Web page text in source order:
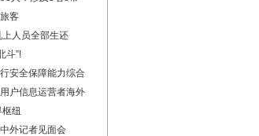
客
人员全部生还
斗”!
安全保障能力综合
户信息运营者海外
纽
外记者见面会